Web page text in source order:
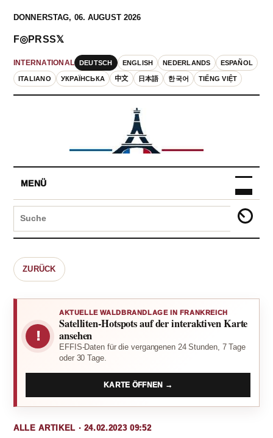
DONNERSTAG, 06. AUGUST 2026
INTERNATIONAL DEUTSCH ENGLISH NEDERLANDS ESPAÑOL
ITALIANO УКРАЇНСЬКА 中文 日本語 한국어 TIẾNG VIỆT
F◎PRSS𝕏
MENÜ
ZURÜCK
!
AKTUELLE WALDBRANDLAGE IN FRANKREICH
Satelliten-Hotspots auf der interaktiven Karte
ansehen
EFFIS-Daten für die vergangenen 24 Stunden, 7 Tage
oder 30 Tage.
KARTE ÖFFNEN →
ALLE ARTIKEL · 24.02.2023 09:52